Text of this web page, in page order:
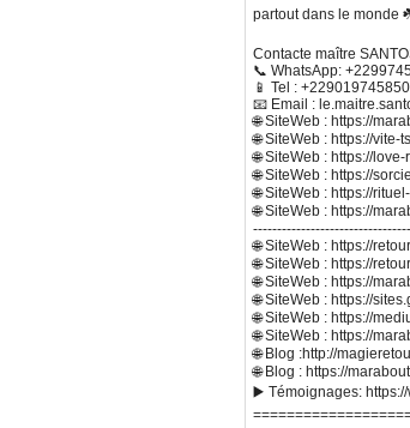
partout dans le monde
Contacte maître
📞 WhatsApp:
📱 Tel :
📧 Email :
🌐 SiteWeb : https://
🌐 SiteWeb : https://
🌐 SiteWeb : https://
🌐 SiteWeb : https://
🌐 SiteWeb : https://
🌐 SiteWeb : https://
🌐 SiteWeb : https://
🌐 SiteWeb : https://
🌐 SiteWeb : https://
🌐 SiteWeb : https://
🌐 SiteWeb : https://
🌐 SiteWeb : https://
🌐 Blog :http://
🌐 Blog : https://
▶️ Témoignages: